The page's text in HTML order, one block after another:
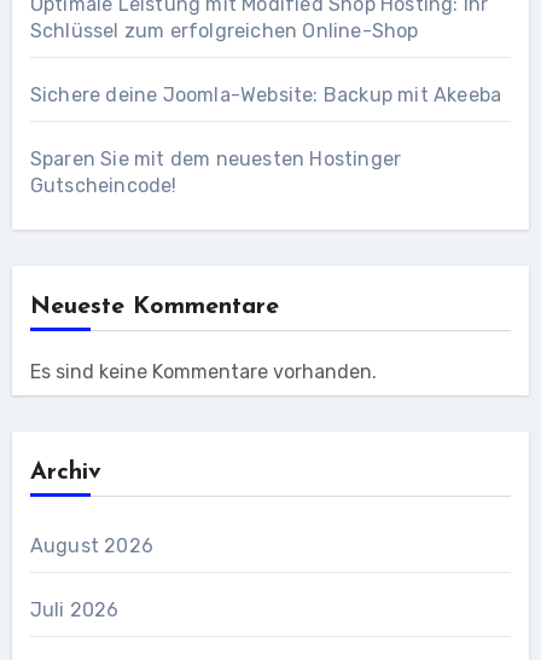
Schlüssel zum erfolgreichen Online-Shop
Sichere deine Joomla-Website: Backup mit Akeeba
Sparen Sie mit dem neuesten Hostinger
Gutscheincode!
Neueste Kommentare
Es sind keine Kommentare vorhanden.
Archiv
August 2026
Juli 2026